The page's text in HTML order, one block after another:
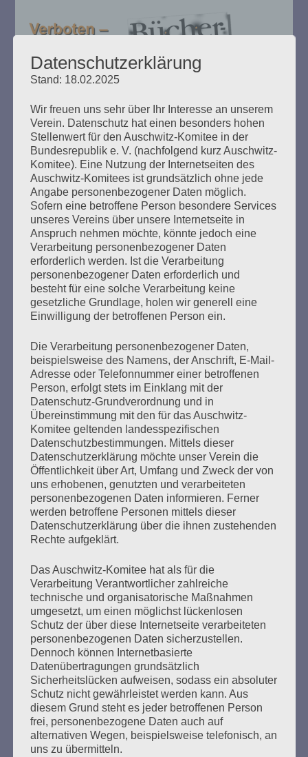
Donnerstag, 21. Mai 2026, 11 – 18 Uhr
Zum 26. Mal gibt es eine Marathonlesung anlässlich
des Gedenkens an die Verbrennung von Büchern am
Kaifu-Ufer – genau an dem Ort, wo im Mai 1933 NS-
Studentenorganisationen und Burschenschaftler
Bücher verbrannten.
Weitere Informationen:lesezeichen-setzen.de
GEDENKEN UND ERINNERN BEGINNT IN
UNSERER NACHBARSCHAFT
Zum 13. Monat des Gedenkens in Hamburg-
Eimsbüttel
Gedenken als Erinnerung für eine Zukunft, die ein
Leben in Menschenwürde garantiert.Steffi Wittenberg
Vom 20. April bis 14. Juni 2026
Weitere Informationen:gedenken-eimsbuettel.de
ZUM NACHLESEN
Der Stutthof-Prozess
SEITEN
Datenschutzerklärung
Stand: 18.02.2025
Wir freuen uns sehr über Ihr Interesse an unserem
Verein. Datenschutz hat einen besonders hohen
Stellenwert für den Auschwitz-Komitee in der
Bundesrepublik e. V. (nachfolgend kurz Auschwitz-
Komitee). Eine Nutzung der Internetseiten des
Auschwitz-Komitees ist grundsätzlich ohne jede
Angabe personenbezogener Daten möglich.
Sofern eine betroffene Person besondere Services
unseres Vereins über unsere Internetseite in
Anspruch nehmen möchte, könnte jedoch eine
Verarbeitung personenbezogener Daten
erforderlich werden. Ist die Verarbeitung
personenbezogener Daten erforderlich und
besteht für eine solche Verarbeitung keine
gesetzliche Grundlage, holen wir generell eine
Einwilligung der betroffenen Person ein.
Die Verarbeitung personenbezogener Daten,
beispielsweise des Namens, der Anschrift, E-Mail-
Adresse oder Telefonnummer einer betroffenen
Person, erfolgt stets im Einklang mit der
Datenschutz-Grundverordnung und in
Übereinstimmung mit den für das Auschwitz-
Komitee geltenden landesspezifischen
Datenschutzbestimmungen. Mittels dieser
Datenschutzerklärung möchte unser Verein die
Öffentlichkeit über Art, Umfang und Zweck der von
uns erhobenen, genutzten und verarbeiteten
personenbezogenen Daten informieren. Ferner
werden betroffene Personen mittels dieser
Datenschutzerklärung über die ihnen zustehenden
Rechte aufgeklärt.
Das Auschwitz-Komitee hat als für die
Verarbeitung Verantwortlicher zahlreiche
technische und organisatorische Maßnahmen
umgesetzt, um einen möglichst lückenlosen
Schutz der über diese Internetseite verarbeiteten
personenbezogenen Daten sicherzustellen.
Dennoch können Internetbasierte
Datenübertragungen grundsätzlich
Sicherheitslücken aufweisen, sodass ein absoluter
Schutz nicht gewährleistet werden kann. Aus
diesem Grund steht es jeder betroffenen Person
frei, personenbezogene Daten auch auf
alternativen Wegen, beispielsweise telefonisch, an
uns zu übermitteln.